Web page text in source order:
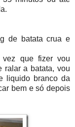
de batata crua e
que fizer vou
ralar a batata, vou
liquido branco da
bem e só depois